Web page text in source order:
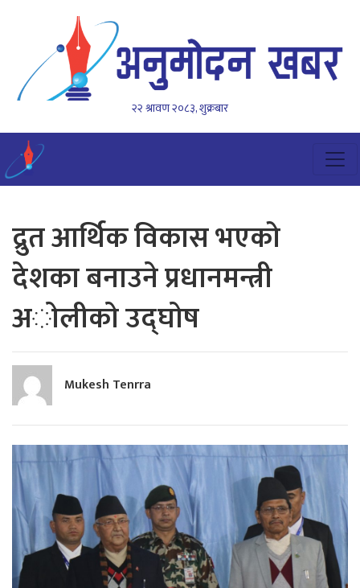
२२ श्रावण २०८३, शुक्रबार
द्रुत आर्थिक विकास भएको
देशका बनाउने प्रधानमन्त्री
अाेलीकाे उद्घाेष
Mukesh Tenrra